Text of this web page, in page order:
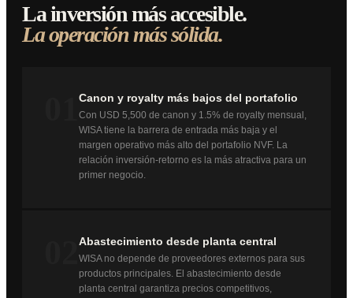
La inversión más accesible.
La operación más sólida.
Canon y royalty más bajos del portafolio
Con USD 5,500 de canon y 1.5% de royalty mensual,
WISA tiene la barrera de entrada más baja y el
margen operativo más alto del portafolio NVF. La
relación inversión-retorno es la más atractiva para un
primer negocio.
Abastecimiento desde planta central
WISA no depende de proveedores externos para sus
productos principales. El abastecimiento desde
planta central garantiza precios competitivos,